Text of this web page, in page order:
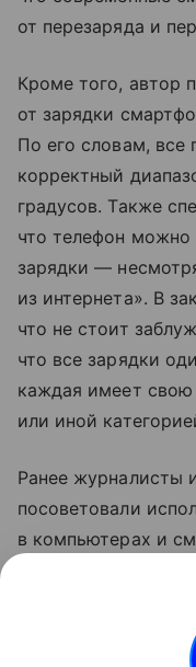
от перезаряда и
Кроме того, автор
от зарядки
По его словам, все
корректный
градусов. Также
что телефон можно
зарядки —
из интернета». В
что не стоит
что все зарядки
каждая имеет
или иной
Ранее журналисты
посоветовали
в компьютерах и
скорости и